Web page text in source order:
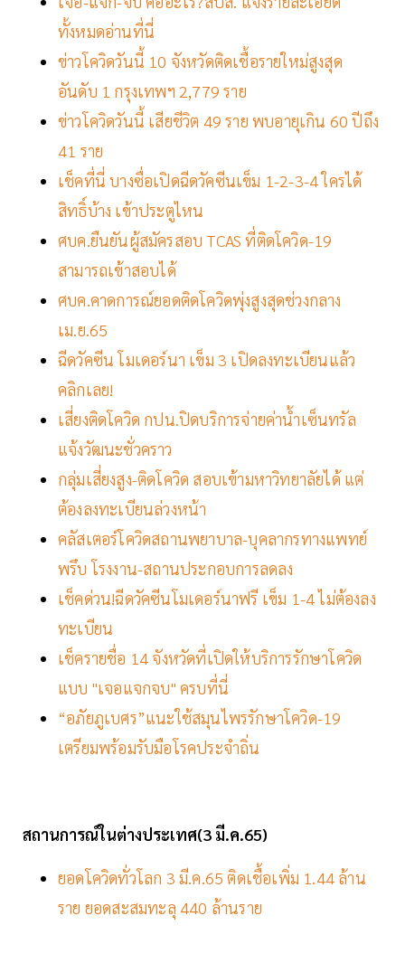
ทั้งหมดอ่านที่นี่
ข่าวโควิดวันนี้ 10 จังหวัดติดเชื้อรายใหม่สูงสุด
อันดับ 1 กรุงเทพฯ 2,779 ราย
ข่าวโควิดวันนี้ เสียชีวิต 49 ราย พบอายุเกิน 60 ปีถึง
41 ราย
เช็คที่นี่ บางซื่อเปิดฉีดวัคซีนเข็ม 1-2-3-4 ใครได้
สิทธิ์บ้าง เข้าประตูไหน
ศบค.ยืนยันผู้สมัครสอบ TCAS ที่ติดโควิด-19
สามารถเข้าสอบได้
ศบค.คาดการณ์ยอดติดโควิดพุ่งสูงสุดช่วงกลาง
เม.ย.65
ฉีดวัคซีน โมเดอร์นา เข็ม 3 เปิดลงทะเบียนแล้ว
คลิกเลย!
เสี่ยงติดโควิด กปน.ปิดบริการจ่ายค่าน้ำเซ็นทรัล
แจ้งวัฒนะชั่วคราว
กลุ่มเสี่ยงสูง-ติดโควิด สอบเข้ามหาวิทยาลัยได้ แต่
ต้องลงทะเบียนล่วงหน้า
คลัสเตอร์โควิดสถานพยาบาล-บุคลากรทางแพทย์
พรึบ โรงงาน-สถานประกอบการลดลง
เช็คด่วน!ฉีดวัคซีนโมเดอร์นาฟรี เข็ม 1-4 ไม่ต้องลง
ทะเบียน
เช็ครายชื่อ 14 จังหวัดที่เปิดให้บริการรักษาโควิด
แบบ "เจอแจกจบ" ครบที่นี่
“อภัยภูเบศร”แนะใช้สมุนไพรรักษาโควิด-19
เตรียมพร้อมรับมือโรคประจำถิ่น
สถานการณ์ในต่างประเทศ(3 มี.ค.65)
ยอดโควิดทั่วโลก 3 มี.ค.65 ติดเชื้อเพิ่ม 1.44 ล้าน
ราย ยอดสะสมทะลุ 440 ล้านราย